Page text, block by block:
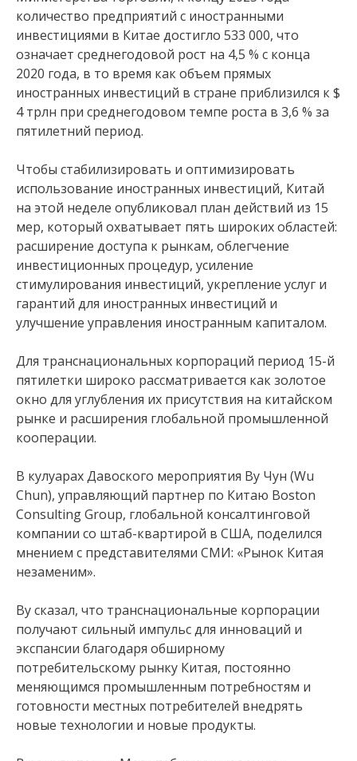
количество предприятий с иностранными
инвестициями в Китае достигло 533 000, что
означает среднегодовой рост на 4,5 % с конца
2020 года, в то время как объем прямых
иностранных инвестиций в стране приблизился к $
4 трлн при среднегодовом темпе роста в 3,6 % за
пятилетний период.
Чтобы стабилизировать и оптимизировать
использование иностранных инвестиций, Китай
на этой неделе опубликовал план действий из 15
мер, который охватывает пять широких областей:
расширение доступа к рынкам, облегчение
инвестиционных процедур, усиление
стимулирования инвестиций, укрепление услуг и
гарантий для иностранных инвестиций и
улучшение управления иностранным капиталом.
Для транснациональных корпораций период 15-й
пятилетки широко рассматривается как золотое
окно для углубления их присутствия на китайском
рынке и расширения глобальной промышленной
кооперации.
В кулуарах Давоского мероприятия Ву Чун (Wu
Chun), управляющий партнер по Китаю Boston
Consulting Group, глобальной консалтинговой
компании со штаб-квартирой в США, поделился
мнением с представителями СМИ: «Рынок Китая
незаменим».
Ву сказал, что транснациональные корпорации
получают сильный импульс для инноваций и
экспансии благодаря обширному
потребительскому рынку Китая, постоянно
меняющимся промышленным потребностям и
готовности местных потребителей внедрять
новые технологии и новые продукты.